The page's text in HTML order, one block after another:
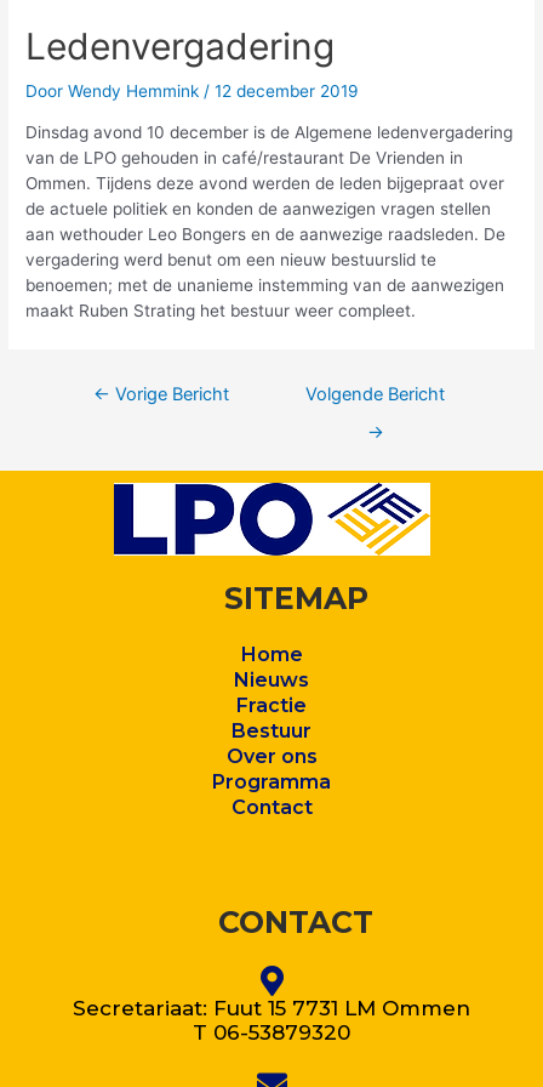
Ledenvergadering
DoorWendy Hemmink/12 december 2019
Dinsdag avond 10 december is de Algemene ledenvergadering
van de LPO gehouden in café/restaurant De Vrienden in
Ommen. Tijdens deze avond werden de leden bijgepraat over
de actuele politiek en konden de aanwezigen vragen stellen
aan wethouder Leo Bongers en de aanwezige raadsleden. De
vergadering werd benut om een nieuw bestuurslid te
benoemen; met de unanieme instemming van de aanwezigen
maakt Ruben Strating het bestuur weer compleet.
← Vorige Bericht
Volgende Bericht
→
SITEMAP
Home
Nieuws
Fractie
Bestuur
Over ons
Programma
Contact
CONTACT
Secretariaat: Fuut 15 7731 LM Ommen
T 06-53879320